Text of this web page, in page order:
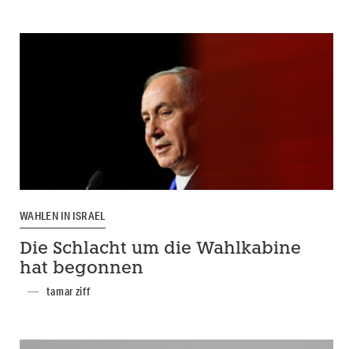
WAHLEN IN ISRAEL
Die Schlacht um die Wahlkabine
hat begonnen
tamar ziff